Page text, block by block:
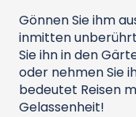
Gönnen Sie ihm
inmitten
Sie ihn in den
oder nehmen Sie
bedeutet Reisen
Gelassenheit!